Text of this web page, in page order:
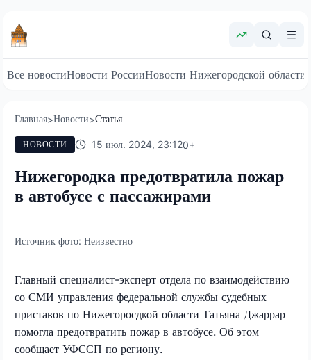
Все новостиНовости РоссииНовости Нижегородской области
Главная>Новости>Статья
НОВОСТИ 15 июл. 2024, 23:120+
Нижегородка предотвратила пожар
в автобусе с пассажирами
Источник фото: Неизвестно
Главный специалист-эксперт отдела по взаимодействию
со СМИ управления федеральной службы судебных
приставов по Нижегоросдкой области Татьяна Джаррар
помогла предотвратить пожар в автобусе. Об этом
сообщает УФССП по региону.